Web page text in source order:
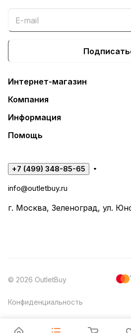
Интернет-магазин
Компания
Информация
Помощь
+7 (499) 348-85-65
info@outletbuy.ru
г. Москва, Зеленоград, ул.
© 2026 OutletBuy
Конфиденциальность